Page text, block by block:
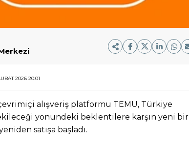
2026 20:01
alışveriş platformu TEMU, Türkiye
yönündeki beklentilere karşın yeni bir
satışa başladı.